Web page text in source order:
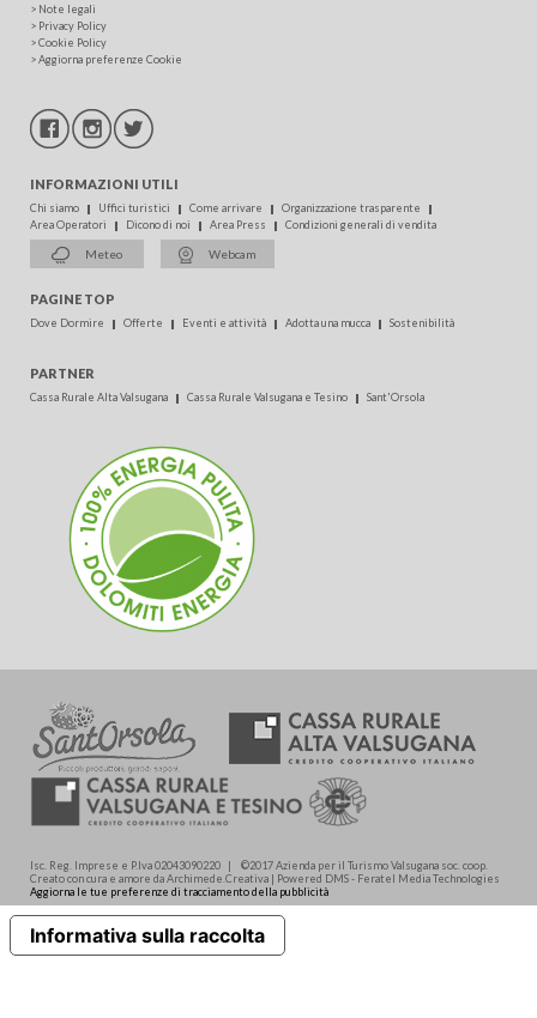
> Note legali
> Privacy Policy
>Cookie Policy
>Aggiorna preferenze Cookie
INFORMAZIONI UTILI
Chi siamo Uffici turistici Come arrivare
Organizzazione trasparente
Area Operatori
Dicono di noi Area Press Condizioni generali di vendita
Meteo Webcam
PAGINE TOP
Dove Dormire Offerte Eventi e attività Adotta una mucca Sostenibilità
PARTNER
Cassa Rurale Alta Valsugana Cassa Rurale Valsugana e Tesino Sant'Orsola
Isc. Reg. Imprese e P.Iva 02043090220 | ©2017 Azienda per il Turismo Valsugana soc. coop.
Creato con cura e amore da Archimede.Creativa | Powered DMS - Feratel Media Technologies
Aggiorna le tue preferenze di tracciamento della pubblicità
Informativa sulla raccolta